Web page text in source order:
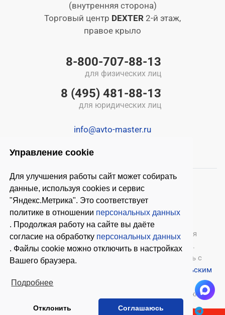
Управление cookie
Для улучшения работы сайт может собирать
данные, используя cookies и сервис
"Яндекс.Метрика". Это соответствует
политике в отношении персональных данных
. Продолжая работу на сайте вы даёте
согласие на обработку персональных данных
. Файлы cookie можно отключить в настройках
Вашего браузера.
Подробнее
Отклонить Соглашаюсь
(внутренняя сторона)
Торговый центр DEXTER 2-й этаж,
правое крыло
8-800-707-88-13
для физических лиц
8 (495) 481-88-13
для юридических лиц
info@avto-master.ru
© 2026 ООО «Автомастер»— оборудование для
автосервиса, шиномонтажное оборудование.
Оставляя заявки на нашем сайте, ознакомьтесь с
Пользовательским
Копирование материалов с этого сайта возможно
только с письменного согласия владельцев.